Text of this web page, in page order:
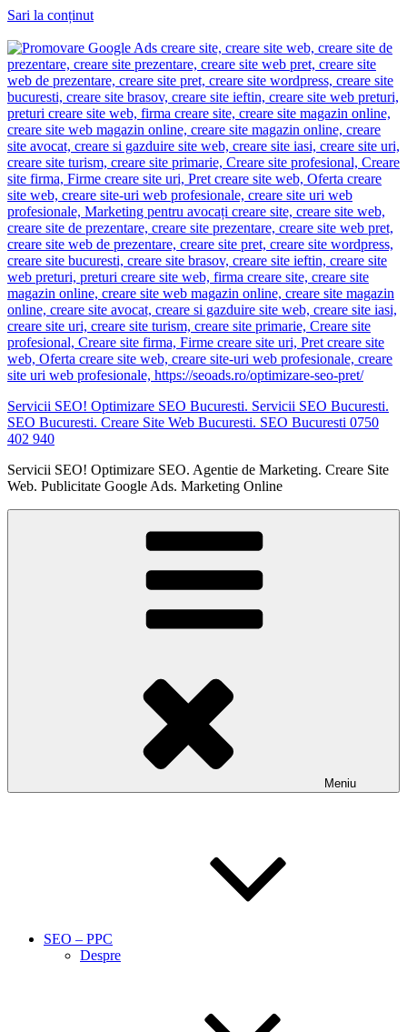
Sari la conținut
Servicii SEO! Optimizare SEO Bucuresti. Servicii SEO Bucuresti.
SEO Bucuresti. Creare Site Web Bucuresti. SEO Bucuresti 0750
402 940
Servicii SEO! Optimizare SEO. Agentie de Marketing. Creare Site
Web. Publicitate Google Ads. Marketing Online
Meniu
SEO – PPC
Despre